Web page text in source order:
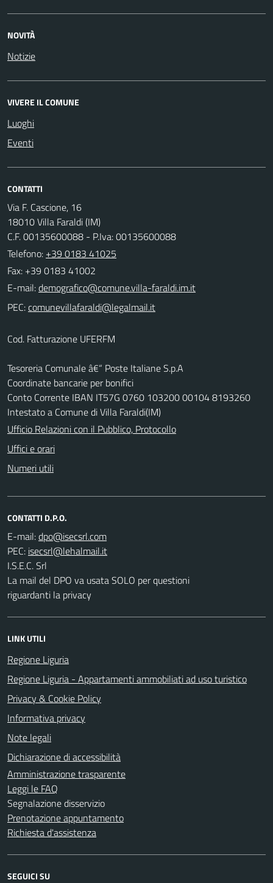
NOVITÀ
Notizie
VIVERE IL COMUNE
Luoghi
Eventi
CONTATTI
Via F. Cascione, 16
18010 Villa Faraldi (IM)
C.F. 00135600088 - P.Iva: 00135600088
Telefono: +39 0183 41025
Fax: +39 0183 41002
E-mail:
PEC:
Cod. Fatturazione UFERFM
Tesoreria Comunale â€“ Poste Italiane S.p.A
Coordinate bancarie per bonifici
Conto Corrente IBAN IT57G 0760 103200 00104 8193260
Intestato a Comune di Villa Faraldi(IM)
Ufficio Relazioni con il Pubblico, Protocollo
Uffici e orari
Numeri utili
CONTATTI D.P.O.
E-mail:
PEC:
I.S.E.C. Srl
La mail del DPO va usata SOLO per questioni
riguardanti la privacy
LINK UTILI
Regione Liguria
Regione Liguria - Appartamenti ammobiliati ad uso turistico
Privacy & Cookie Policy
Informativa privacy
Note legali
Dichiarazione di accessibilità
Amministrazione trasparente
Leggi le FAQ
Segnalazione disservizio
Prenotazione appuntamento
Richiesta d'assistenza
SEGUICI SU